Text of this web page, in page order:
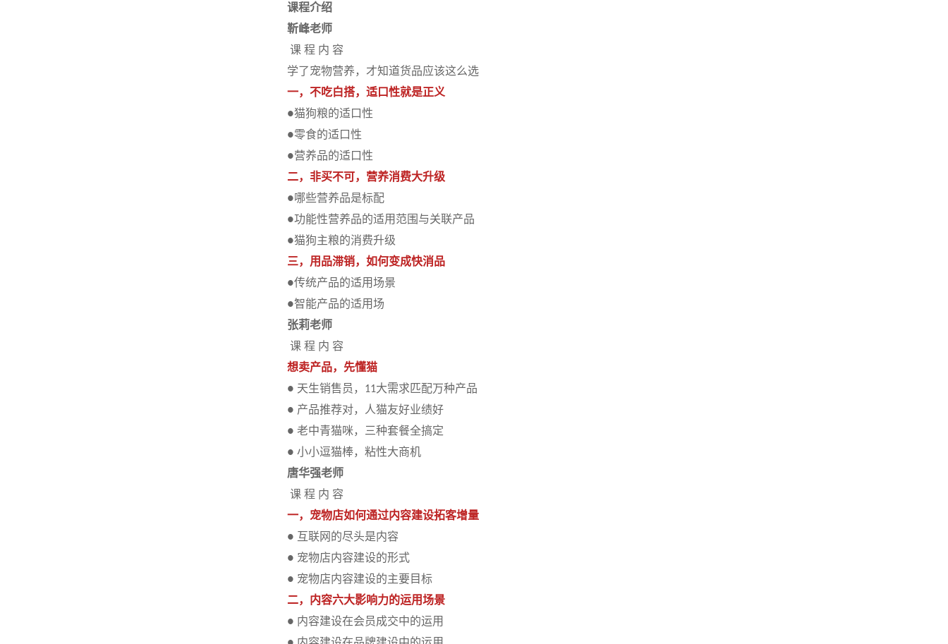
课程介绍
靳峰老师
课 程 内 容
学了宠物营养，才知道货品应该这么选
一，不吃白搭，适口性就是正义
●猫狗粮的适口性
●零食的适口性
●营养品的适口性
二，非买不可，营养消费大升级
●哪些营养品是标配
●功能性营养品的适用范围与关联产品
●猫狗主粮的消费升级
三，用品滞销，如何变成快消品
●传统产品的适用场景
●智能产品的适用场
张莉老师
课 程 内 容
想卖产品，先懂猫
● 天生销售员， 11大需求匹配万种产品
● 产品推荐对，人猫友好业绩好
● 老中青猫咪，三种套餐全搞定
● 小小逗猫棒，粘性大商机
唐华强老师
课 程 内 容
一，宠物店如何通过内容建设拓客增量
● 互联网的尽头是内容
● 宠物店内容建设的形式
● 宠物店内容建设的主要目标
二，内容六大影响力的运用场景
● 内容建设在会员成交中的运用